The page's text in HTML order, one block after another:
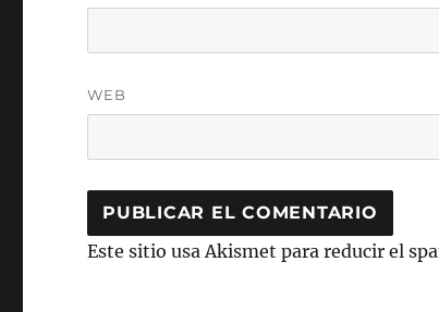
WEB
Este sitio usa Akismet para reducir el